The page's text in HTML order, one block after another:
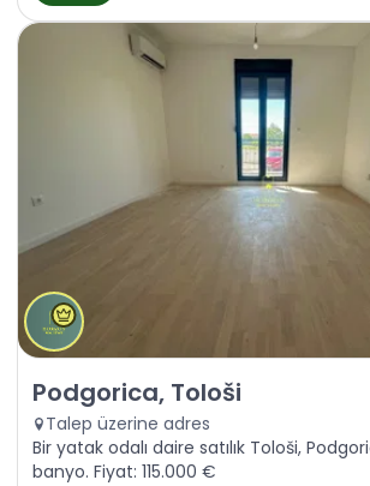
Satılık - Daire Podgorica, Tološi
Podgorica, Tološi
Talep üzerine adres
Bir yatak odalı daire satılık Tološi,
banyo. Fiyat: 115.000 €